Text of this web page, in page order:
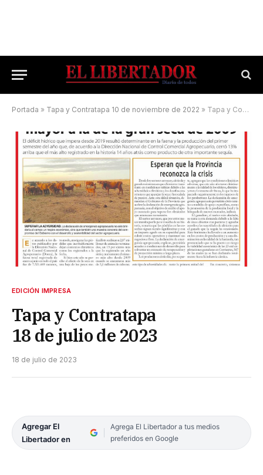
Portada » Tapa y Contratapa 10 de noviembre de 2022 » Tapa y Contratapa 18 de julio de 2023
EDICIÓN IMPRESA
Tapa y Contratapa
18 de julio de 2023
18 de julio de 2023
Agregar El
Libertador en
Agrega El Libertador a tus medios
preferidos en Google